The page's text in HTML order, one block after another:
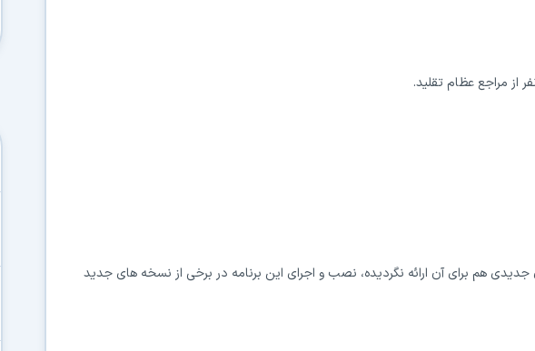
هم برای آن ارائه نگردیده، نصب و اجرای این برنامه در برخی از نسخه های جدید